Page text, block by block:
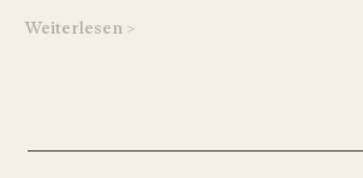
Weiterlesen >